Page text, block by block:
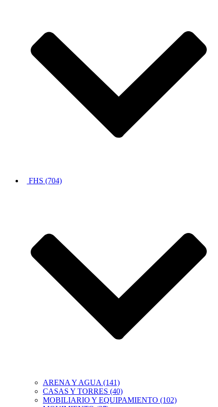
FHS (704)
ARENA Y AGUA (141)
CASAS Y TORRES (40)
MOBILIARIO Y EQUIPAMIENTO (102)